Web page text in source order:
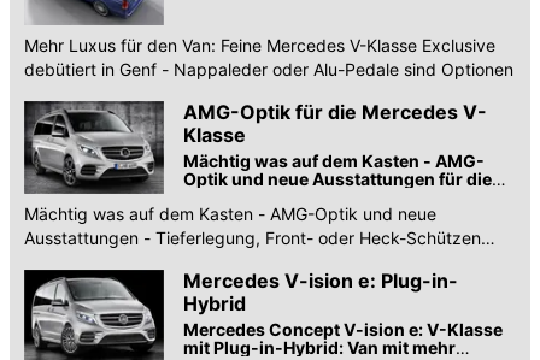
Mehr Luxus für den Van: Feine Mercedes V-Klasse Exclusive
debütiert in Genf - Nappaleder oder Alu-Pedale sind Optionen
AMG-Optik für die Mercedes V-
Klasse
Mächtig was auf dem Kasten - AMG-
Optik und neue Ausstattungen für die
Mächtig was auf dem Kasten - AMG-Optik und neue
Ausstattungen - Tieferlegung, Front- oder Heck-Schützen
Mercedes V-ision e: Plug-in-
Hybrid
Mercedes Concept V-ision e: V-Klasse
mit Plug-in-Hybrid: Van mit mehr